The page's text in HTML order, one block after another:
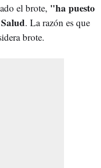
el brote, "ha puesto
. La razón es que
brote.